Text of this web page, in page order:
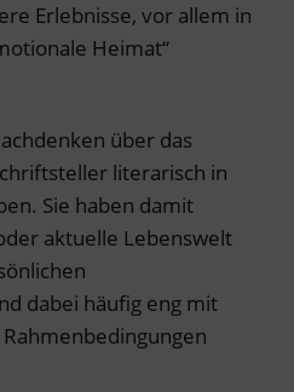
Erlebnisse, vor allem in
Heimat“
über das
literarisch in
Sie haben damit
aktuelle Lebenswelt
dabei häufig eng mit